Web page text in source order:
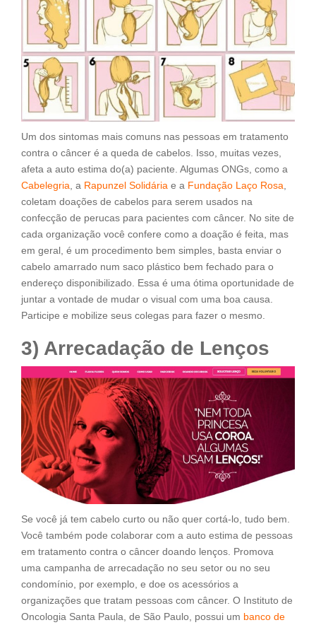
Um dos sintomas mais comuns nas pessoas em tratamento
contra o câncer é a queda de cabelos. Isso, muitas vezes,
afeta a auto estima do(a) paciente. Algumas ONGs, como a
Cabelegria , a Rapunzel Solidária e a Fundação Laço Rosa
coletam doações de cabelos para serem usados na
confecção de perucas para pacientes com câncer. No site de
cada organização você confere como a doação é feita, mas
em geral, é um procedimento bem simples, basta enviar o
cabelo amarrado num saco plástico bem fechado para o
endereço disponibilizado. Essa é uma ótima oportunidade de
juntar a vontade de mudar o visual com uma boa causa.
Participe e mobilize seus colegas para fazer o mesmo.
3) Arrecadação de Lenços
Se você já tem cabelo curto ou não quer cortá-lo, tudo bem.
Você também pode colaborar com a auto estima de pessoas
em tratamento contra o câncer doando lenços. Promova
uma campanha de arrecadação no seu setor ou no seu
condomínio, por exemplo, e doe os acessórios a
organizações que tratam pessoas com câncer. O Instituto de
Oncologia Santa Paula, de São Paulo, possui um banco de